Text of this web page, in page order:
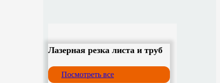
Лазерная резка листа и труб
Посмотреть все